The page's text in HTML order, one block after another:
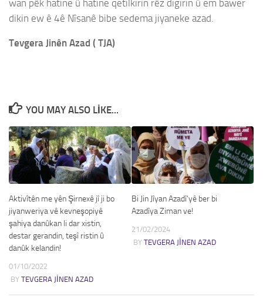
wan pêk hatine û hatine qetilkirin rêz digirin û em bawer
dikin ew ê 4ê Nîsanê bibe sedema jiyaneke azad.
Tevgera Jinên Azad ( TJA)
YOU MAY ALSO LIKE...
Aktivîtên me yên Şirnexê jî ji bo
jiyanweriya vê kevneşopiyê
şahiya danûkan li dar xistin,
destar gerandin, teşî ristin û
danûk kelandin!
01/10/2022
BY TEVGERA JINEN AZAD
Bi Jin Jîyan Azadî’yê ber bi
Azadîya Ziman ve!
21/02/2024
BY TEVGERA JINEN AZAD